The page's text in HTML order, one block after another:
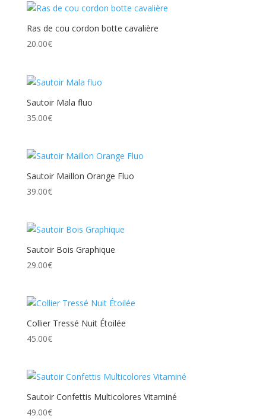
Ras de cou cordon botte cavalière
20.00€
Sautoir Mala fluo
35.00€
Sautoir Maillon Orange Fluo
39.00€
Sautoir Bois Graphique
29.00€
Collier Tressé Nuit Étoilée
45.00€
Sautoir Confettis Multicolores Vitaminé
49.00€